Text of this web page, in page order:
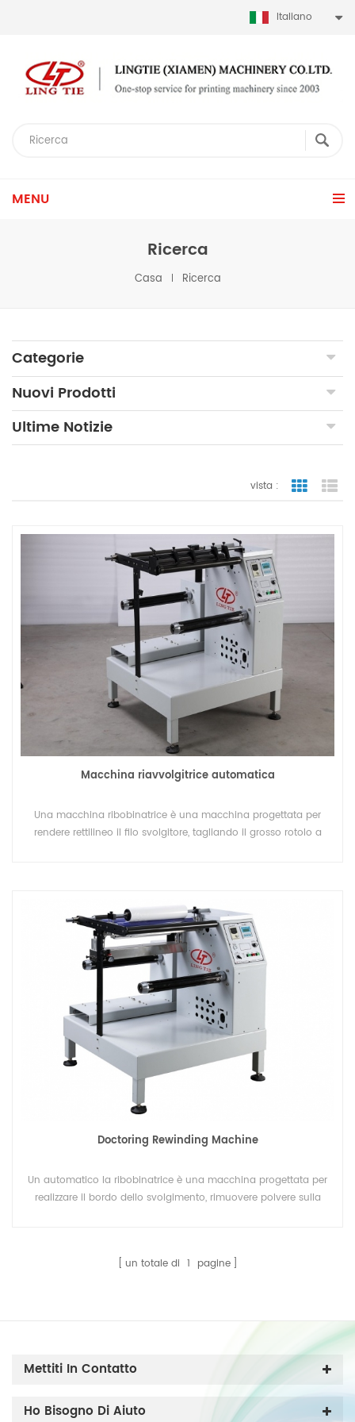
Italiano
MENU
Ricerca
Casa Ricerca
Categorie
Nuovi Prodotti
Ultime Notizie
vista : vista a
Macchina riavvolgitrice automatica
Una macchina ribobinatrice è una macchina progettata per
rendere rettilineo il filo svolgitore, tagliando il grosso rotolo a
Doctoring Rewinding Machine
Un automatico la ribobinatrice è una macchina progettata per
realizzare il bordo dello svolgimento, rimuovere polvere sulla
un totale di 1 pagine
Mettiti In Contatto
Ho Bisogno Di Aiuto